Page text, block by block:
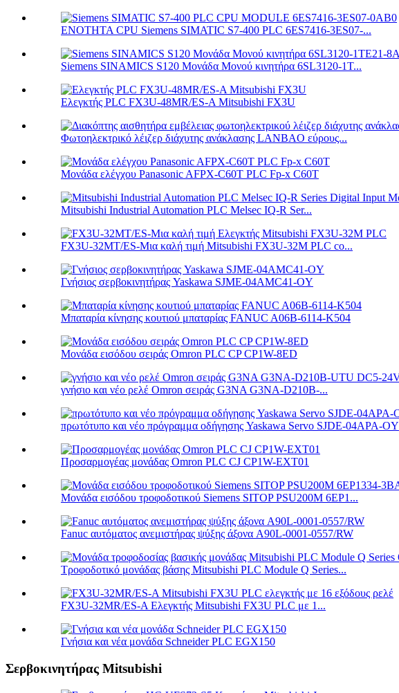
ΕΝΟΤΗΤΑ CPU Siemens SIMATIC S7-400 PLC 6ES7416-3ES07-...
Siemens SINAMICS S120 Μονάδα Μονού κινητήρα 6SL3120-1T...
Ελεγκτής PLC FX3U-48MR/ES-A Mitsubishi FX3U
Φωτοηλεκτρικό λέιζερ διάχυτης ανάκλασης LANBAO εύρους...
Μονάδα ελέγχου Panasonic AFPX-C60T PLC Fp-x C60T
Mitsubishi Industrial Automation PLC Melsec IQ-R Ser...
FX3U-32MT/ES-Μια καλή τιμή Mitsubishi FX3U-32M PLC co...
Γνήσιος σερβοκινητήρας Yaskawa SJME-04AMC41-OY
Μπαταρία κίνησης κουτιού μπαταρίας FANUC A06B-6114-K504
Μονάδα εισόδου σειράς Omron PLC CP CP1W-8ED
γνήσιο και νέο ρελέ Omron σειράς G3NA G3NA-D210B-...
πρωτότυπο και νέο πρόγραμμα οδήγησης Yaskawa Servo SJDE-04APA-OY
Προσαρμογέας μονάδας Omron PLC CJ CP1W-EXT01
Μονάδα εισόδου τροφοδοτικού Siemens SITOP PSU200M 6EP1...
Fanuc αυτόματος ανεμιστήρας ψύξης άξονα A90L-0001-0557/RW
Τροφοδοτικό μονάδας βάσης Mitsubishi PLC Module Q Series...
FX3U-32MR/ES-A Ελεγκτής Mitsubishi FX3U PLC με 1...
Γνήσια και νέα μονάδα Schneider PLC EGX150
Σερβοκινητήρας Mitsubishi